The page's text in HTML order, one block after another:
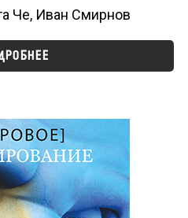
Че, Иван Смирнов